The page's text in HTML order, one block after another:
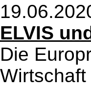
ELVIS
Die